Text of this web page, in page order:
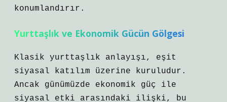
konumlandırır.
Yurttaşlık ve Ekonomik Gücün Gölgesi
Klasik yurttaşlık anlayışı, eşit
siyasal katılım üzerine kuruludur.
Ancak günümüzde ekonomik güç ile
siyasal etki arasındaki ilişki, bu